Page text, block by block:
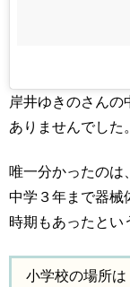
岸井ゆきのさんの
ありませんでした。
唯一分かったのは
中学３年まで器械
時期もあったとい
小学校の場所は